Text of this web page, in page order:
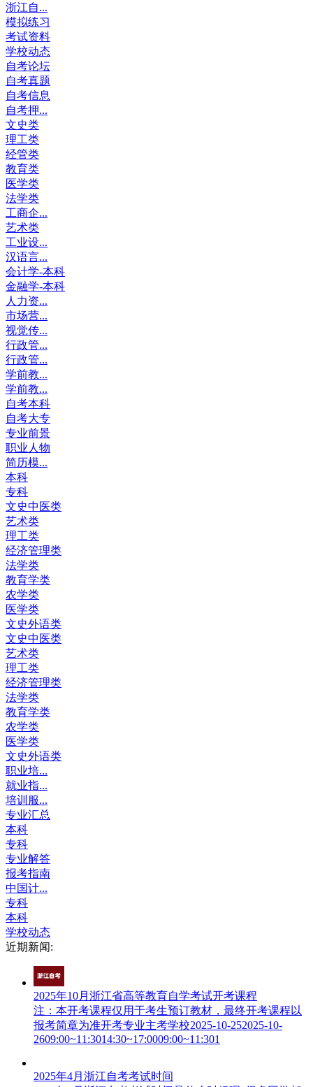
浙江自...
模拟练习
考试资料
学校动态
自考论坛
自考真题
自考信息
自考押...
文史类
理工类
经管类
教育类
医学类
法学类
工商企...
艺术类
工业设...
汉语言...
会计学-本科
金融学-本科
人力资...
市场营...
视觉传...
行政管...
行政管...
学前教...
学前教...
自考本科
自考大专
专业前景
职业人物
简历模...
本科
专科
文史中医类
艺术类
理工类
经济管理类
法学类
教育学类
农学类
医学类
文史外语类
文史中医类
艺术类
理工类
经济管理类
法学类
教育学类
农学类
医学类
文史外语类
职业培...
就业指...
培训服...
专业汇总
本科
专科
专业解答
报考指南
中国计...
专科
本科
学校动态
近期新闻:
2025年10月浙江省高等教育自学考试开考课程
注：本开考课程仅用于考生预订教材，最终开考课程以
报考简章为准开考专业主考学校2025-10-252025-10-
2609:00~11:3014:30~17:0009:00~11:301
2025年4月浙江自考考试时间